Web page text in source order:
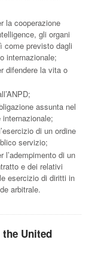
la cooperazione
gli organi
come previsto dagli
internazionale;
difendere la vita o
assunta nel
di un ordine
servizio;
l’adempimento di un
e dei relativi
esercizio di diritti in
arbitrale.
United